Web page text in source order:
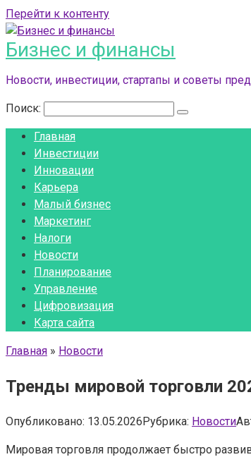
Перейти к контенту
Бизнес и финансы
Новости, инвестиции, стартапы и советы
Поиск:
Главная
Инвестиции
Инновации
Карьера
Малый бизнес
Маркетинг
Налоги
Новости
Планирование
Управление
Цифровизация
Карта сайта
Главная » Новости
Тренды мировой торговли
Опубликовано: 13.05.2026Рубрика: Новости
Мировая торговля продолжает быстро